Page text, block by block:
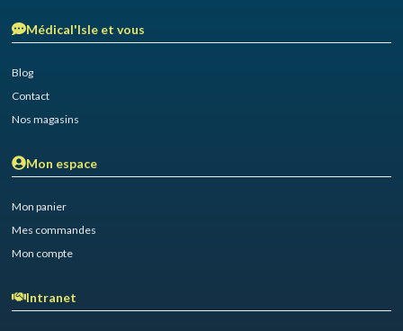
Médical'Isle et vous
Blog
Contact
Nos magasins
Mon espace
Mon panier
Mes commandes
Mon compte
Intranet